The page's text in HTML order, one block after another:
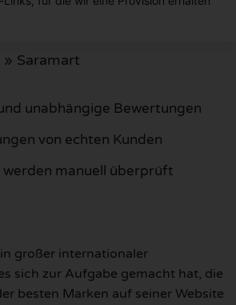
» Saramart
unabhängige Bewertungen
von echten Kunden
werden manuell überprüft
großer internationaler
sich zur Aufgabe gemacht hat, die
besten Marken auf seiner Website